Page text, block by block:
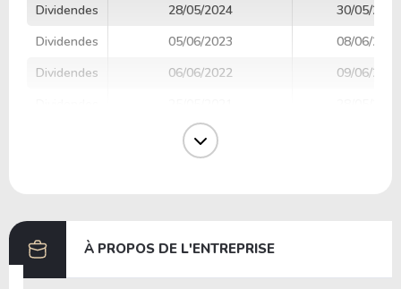
Dividendes
28/05/2024
30/05/2024
Dividendes
05/06/2023
08/06/2023
Dividendes
06/06/2022
09/06/2022
05/06/2020
À PROPOS DE L'ENTREPRISE